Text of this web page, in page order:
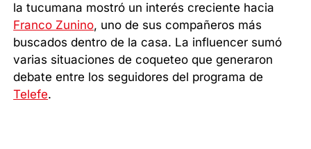
la tucumana mostró un interés creciente hacia
Franco Zunino, uno de sus compañeros más
buscados dentro de la casa. La influencer sumó
varias situaciones de coqueteo que generaron
debate entre los seguidores del programa de
Telefe.